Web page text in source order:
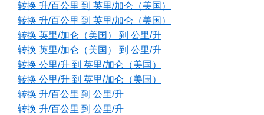
转换 升/百公里 到 英里/加仑（美国）
转换 升/百公里 到 英里/加仑（美国）
转换 英里/加仑（美国） 到 公里/升
转换 英里/加仑（美国） 到 公里/升
转换 公里/升 到 英里/加仑（美国）
转换 公里/升 到 英里/加仑（美国）
转换 升/百公里 到 公里/升
转换 升/百公里 到 公里/升